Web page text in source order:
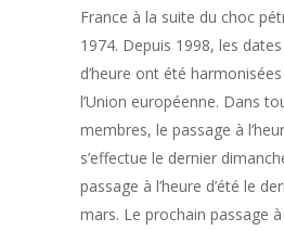
France à la suite du choc
1974. Depuis 1998, les
d’heure ont été
l’Union européenne. Dans
membres, le passage à
s’effectue le dernier
passage à l’heure d’été le
mars. Le prochain passage à